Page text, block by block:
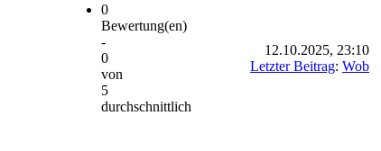
0
Bewertung(en)
-
0
von
5
durchschnittlich
12.10.2025, 23:10
Letzter Beitrag: Wob